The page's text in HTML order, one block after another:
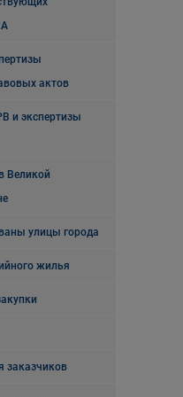
актов
и экспертизы
Великой
улицы города
жилья
заказчиков